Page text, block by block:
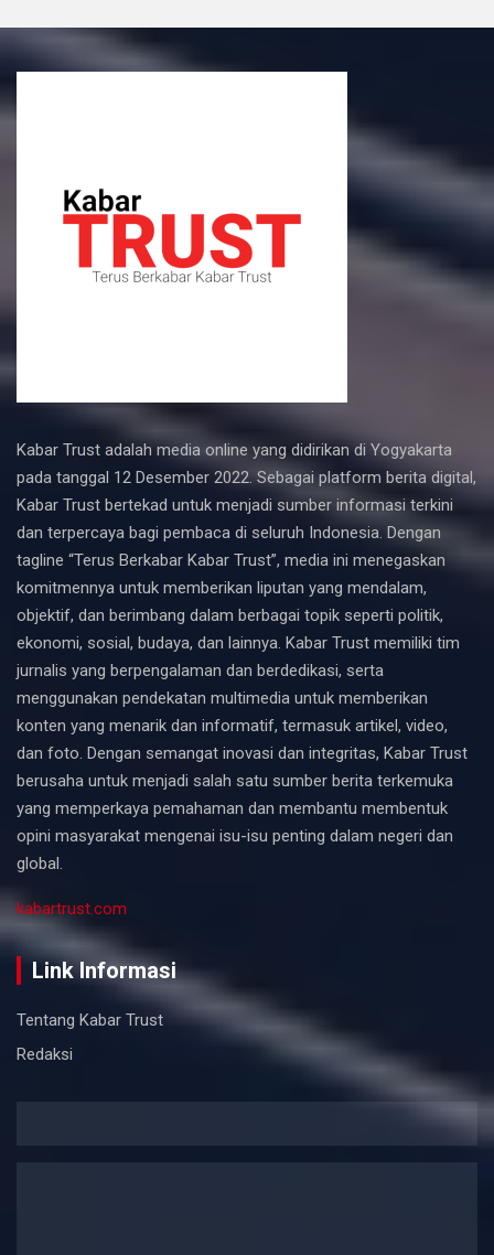
Kabar Trust adalah media online yang didirikan di Yogyakarta
pada tanggal 12 Desember 2022. Sebagai platform berita digital,
Kabar Trust bertekad untuk menjadi sumber informasi terkini
dan terpercaya bagi pembaca di seluruh Indonesia. Dengan
tagline “Terus Berkabar Kabar Trust”, media ini menegaskan
komitmennya untuk memberikan liputan yang mendalam,
objektif, dan berimbang dalam berbagai topik seperti politik,
ekonomi, sosial, budaya, dan lainnya. Kabar Trust memiliki tim
jurnalis yang berpengalaman dan berdedikasi, serta
menggunakan pendekatan multimedia untuk memberikan
konten yang menarik dan informatif, termasuk artikel, video,
dan foto. Dengan semangat inovasi dan integritas, Kabar Trust
berusaha untuk menjadi salah satu sumber berita terkemuka
yang memperkaya pemahaman dan membantu membentuk
opini masyarakat mengenai isu-isu penting dalam negeri dan
global.
kabartrust.com
Link Informasi
Tentang Kabar Trust
Redaksi